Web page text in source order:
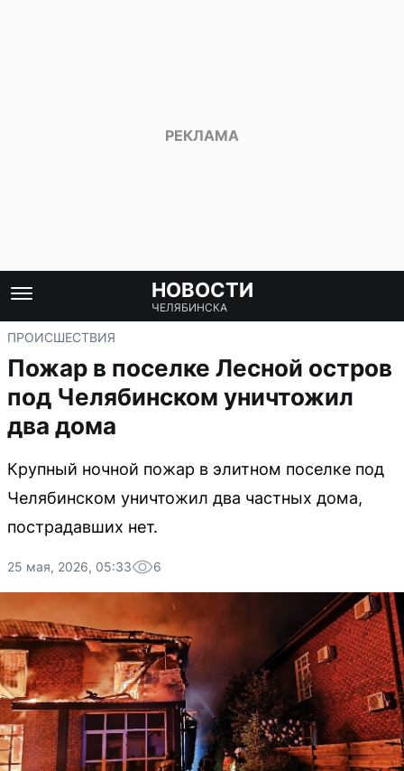
НОВОСТИ
ЧЕЛЯБИНСКА
ПРОИСШЕСТВИЯ
Пожар в поселке Лесной остров
под Челябинском уничтожил
два дома
Крупный ночной пожар в элитном поселке под
Челябинском уничтожил два частных дома,
пострадавших нет.
25 мая, 2026, 05:33 6